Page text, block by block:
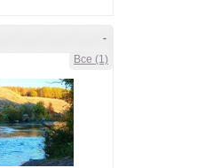
-
Все (1)